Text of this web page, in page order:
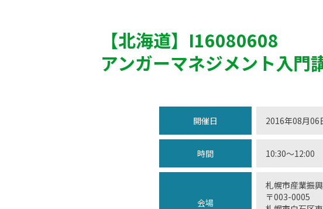
【北海道】 I16080608
アンガーマネジメント入門
開催日 2016年08月06
時間 10:30〜12:00
会場
札幌市産業振
〒003-0005